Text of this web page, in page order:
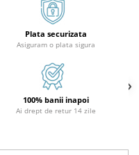
Plata securizata
Asiguram o plata sigura
100% banii inapoi
Ai drept de retur 14 zile